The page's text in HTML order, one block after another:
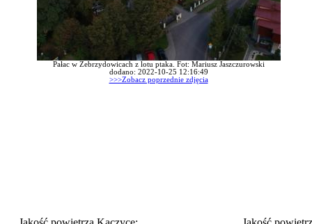
Pałac w Zebrzydowicach z lotu ptaka. Fot: Mariusz Jaszczurowski
dodano: 2022-10-25 12:16:49
>>>Zobacz poprzednie zdjęcia